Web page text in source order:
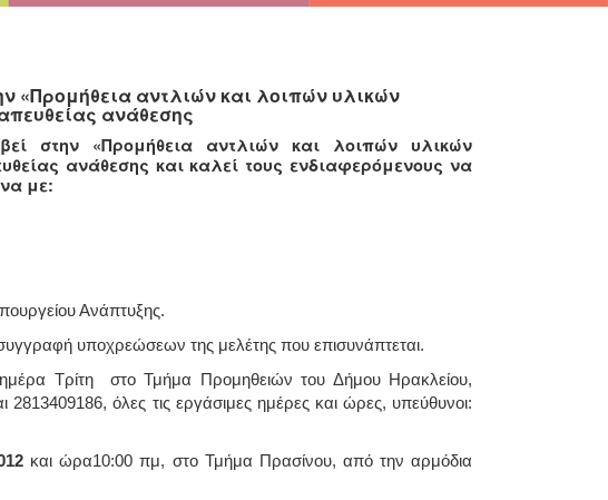
«Προμήθεια αντλιών και λοιπών υλικών
ανάθεσης
στην «Προμήθεια αντλιών και λοιπών υλικών
ανάθεσης και καλεί τους ενδιαφερόμενους να
με:
Ανάπτυξης.
υποχρεώσεων της μελέτης που επισυνάπτεται.
Τρίτη
στο Τμήμα Προμηθειών του Δήμου Ηρακλείου,
όλες τις εργάσιμες ημέρες και ώρες, υπεύθυνοι:
και ώρα10:00 πμ, στο Τμήμα Πρασίνου, από την αρμόδια